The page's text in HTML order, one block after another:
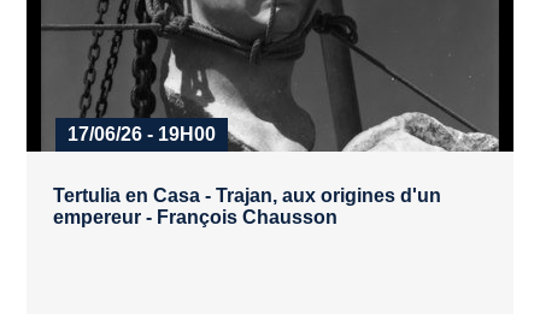
17/06/26 - 19H00
Tertulia en Casa - Trajan, aux origines d'un
empereur - François Chausson